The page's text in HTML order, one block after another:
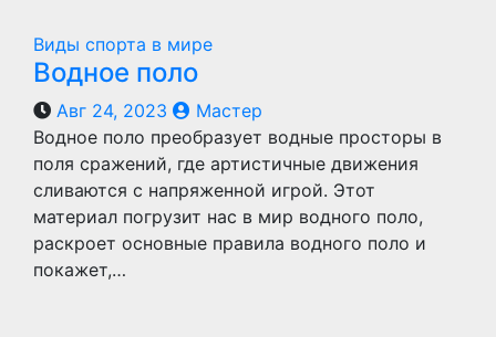
Виды спорта в мире
Водное поло
Авг 24, 2023
Мастер
Водное поло преобразует водные просторы в
поля сражений, где артистичные движения
сливаются с напряженной игрой. Этот
материал погрузит нас в мир водного поло,
раскроет основные правила водного поло и
покажет,…